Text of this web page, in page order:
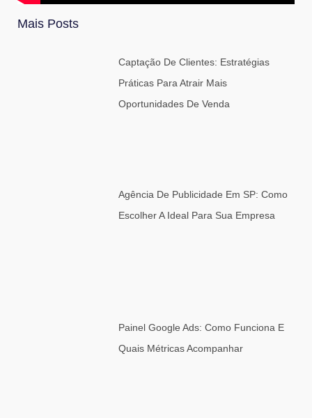
Mais Posts
Captação De Clientes: Estratégias
Práticas Para Atrair Mais
Oportunidades De Venda
Agência De Publicidade Em SP: Como
Escolher A Ideal Para Sua Empresa
Painel Google Ads: Como Funciona E
Quais Métricas Acompanhar